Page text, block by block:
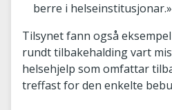
berre i helseinstitusjonar.»
Tilsynet fann også
rundt tilbakehalding vart
helsehjelp som omfattar
treffast for den enkelte